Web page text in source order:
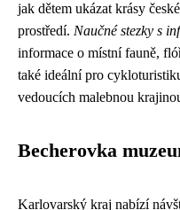
jak dětem ukázat krásy
prostředí. Naučné stezky s
informace o místní fauně,
také ideální pro
vedoucích malebnou
Becherovka
Karlovarský kraj nabízí